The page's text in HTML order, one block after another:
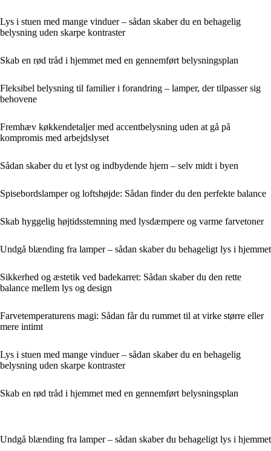
Lys i stuen med mange vinduer – sådan skaber du en behagelig
belysning uden skarpe kontraster
Skab en rød tråd i hjemmet med en gennemført belysningsplan
Fleksibel belysning til familier i forandring – lamper, der tilpasser sig
behovene
Fremhæv køkkendetaljer med accentbelysning uden at gå på
kompromis med arbejdslyset
Sådan skaber du et lyst og indbydende hjem – selv midt i byen
Spisebordslamper og loftshøjde: Sådan finder du den perfekte balance
Skab hyggelig højtidsstemning med lysdæmpere og varme farvetoner
Undgå blænding fra lamper – sådan skaber du behageligt lys i hjemmet
Sikkerhed og æstetik ved badekarret: Sådan skaber du den rette
balance mellem lys og design
Farvetemperaturens magi: Sådan får du rummet til at virke større eller
mere intimt
Lys i stuen med mange vinduer – sådan skaber du en behagelig
belysning uden skarpe kontraster
Skab en rød tråd i hjemmet med en gennemført belysningsplan
Undgå blænding fra lamper – sådan skaber du behageligt lys i hjemmet